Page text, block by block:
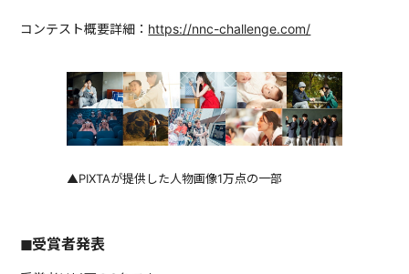
コンテスト概要詳細： https://nnc-challenge.com/
▲PIXTAが提供した人物画像1万点の一部
◼受賞者発表